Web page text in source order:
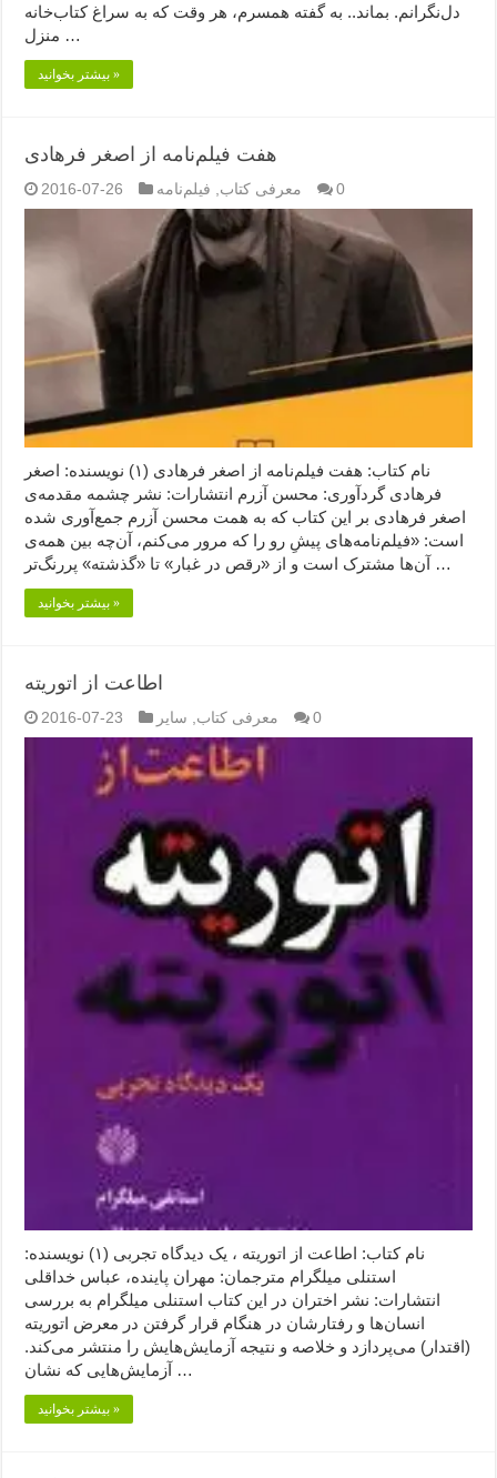
دل‌نگرانم. بماند.. به گفته همسرم، هر وقت که به سراغ کتاب‌خانه
منزل …
بیشتر بخوانید »
هفت فیلم‌نامه از اصغر فرهادی
2016-07-26 معرفی کتاب فیلم‌نامه 0
نام کتاب: هفت فیلم‌نامه از اصغر فرهادی (۱) نویسنده: اصغر
فرهادی گردآوری: محسن آزرم انتشارات: نشر چشمه مقدمه‌ی
اصغر فرهادی بر این کتاب که به همت محسن آزرم جمع‌آوری شده
است: «فیلم‌نامه‌های پیشِ رو را که مرور می‌کنم، آن‌چه بین همه‌ی
آن‌ها مشترک است و از «رقص در غبار» تا «گذشته» پررنگ‌تر …
بیشتر بخوانید »
اطاعت از اتوریته
2016-07-23 معرفی کتاب سایر 0
نام کتاب: اطاعت از اتوریته ، یک دیدگاه تجربی (۱) نویسنده:
استنلی میلگرام مترجمان: مهران پاینده، عباس خداقلی
انتشارات: نشر اختران در این کتاب استنلی میلگرام به بررسی
انسان‌ها و رفتارشان در هنگام قرار گرفتن در معرض اتوریته
(اقتدار) می‌پردازد و خلاصه و نتیجه آزمایش‌هایش را منتشر می‌کند.
آزمایش‌هایی که نشان …
بیشتر بخوانید »